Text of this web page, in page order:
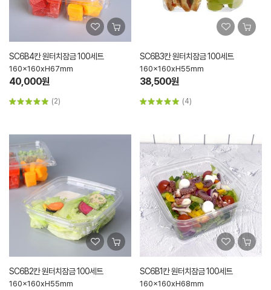
SC6B4칸 원터치잠금 100세트
160x160xH67mm
40,000원
(2)
SC6B3칸 원터치잠금 100세트
160x160xH55mm
38,500원
(4)
SC6B2칸 원터치잠금 100세트
160x160xH55mm
SC6B1칸 원터치잠금 100세트
160x160xH68mm